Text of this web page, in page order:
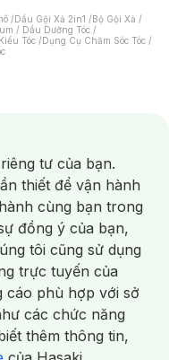
2H Xem chi tiết
/Dầu Gội Xả 2in1 /Bộ Gội Xả /
/ Dầu Dưỡng Tóc /
Tóc /Dụng Cụ Chăm Sóc Tóc /
Hơi /Nước Rửa Tay/
/Bàn Chải Điện/
/ Nước Súc Miệng/
Sinh/Dưỡng Vùng Kín/
/Bọt Cạo Râu /Dao Cạo Râu/
Lão Hóa/ Da Mụn/
/ Tàn Nhang
Rửa Mặt Máy Chăm Sóc Da
tư của bạn.
thiết để vận hành
cùng bạn trong
đồng ý của bạn,
tôi cũng sử dụng
trực tuyến của
cáo phù hợp với sở
các chức năng
thêm thông tin,